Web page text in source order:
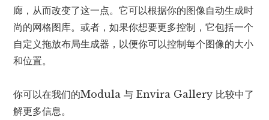
廊，从而改变了这一点。它可以根据你的图像自动生成时
尚的网格图库。或者，如果你想要更多控制，它包括一个
自定义拖放布局生成器，以便你可以控制每个图像的大小
和位置。
你可以在我们的Modula 与 Envira Gallery 比较中了
解更多信息。